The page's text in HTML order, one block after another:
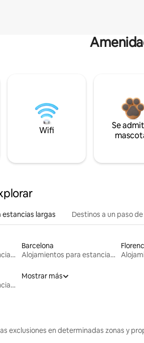
Wifi
Se
estancias largas Destinos a un paso
Alojamientos para estancias largas
Barcelona
Alojamientos para estancias largas
Alojamientos para estancias largas
Mostrar más
exclusiones en determinadas zonas y